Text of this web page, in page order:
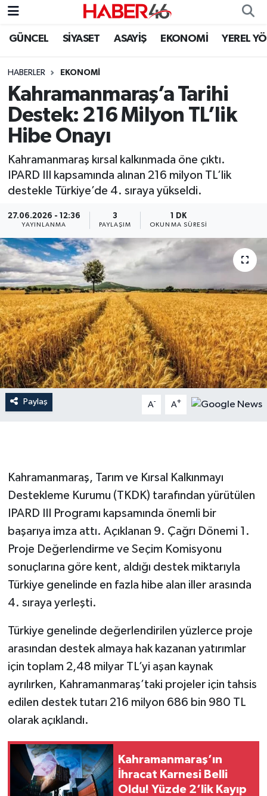
GÜNCEL SİYASET ASAYİŞ EKONOMİ YEREL
HABERLER EKONOMI
Kahramanmaraş’a Tarihi
Destek: 216 Milyon TL’lik
Hibe Onayı
Kahramanmaraş kırsal kalkınmada öne çıktı.
IPARD III kapsamında alınan 216 milyon TL’lik
destekle Türkiye’de 4. sıraya yükseldi.
27.06.2026 - 12:36
YAYINLANMA
3
PAYLAŞIM
1 DK
OKUNMA SÜRESI
Paylaş A- A+
Kahramanmaraş, Tarım ve Kırsal Kalkınmayı
Destekleme Kurumu (TKDK) tarafından yürütülen
IPARD III Programı kapsamında önemli bir
başarıya imza attı. Açıklanan 9. Çağrı Dönemi 1.
Proje Değerlendirme ve Seçim Komisyonu
sonuçlarına göre kent, aldığı destek miktarıyla
Türkiye genelinde en fazla hibe alan iller arasında
4. sıraya yerleşti.
Türkiye genelinde değerlendirilen yüzlerce proje
arasından destek almaya hak kazanan yatırımlar
için toplam 2,48 milyar TL’yi aşan kaynak
ayrılırken, Kahramanmaraş’taki projeler için tahsis
edilen destek tutarı 216 milyon 686 bin 980 TL
olarak açıklandı.
Kahramanmaraş’ın
İhracat Karnesi Belli
Oldu! Yüzde 2’lik Kayıp
GÜNCEL
SİYASET
EKONOMİ
SPOR
YAŞAM
TEKNOLOJİ
SAĞLIK
EĞİTİM
İLÇE HABERLERİ
KÜLTÜR-SANAT
KSÜ
DÜNYA
ROPORTAJ
YEREL YÖNETİM
MEDYA
SEÇİM 2011
ÜÇÜNCÜ SAYFA
Yemek
SİVİL TOPLUM
SEÇİM 2014
KİM KİMDİR
ÇEK GÖNDER
Nöbetçi Eczaneler
Hava Durumu
Kahramanmaraş Namaz Vakitleri
Trafik Durumu
Süper Lig Puan Durumu ve Fikstür
Tüm Manşetler
Son Dakika Haberleri
Haber Arşivi